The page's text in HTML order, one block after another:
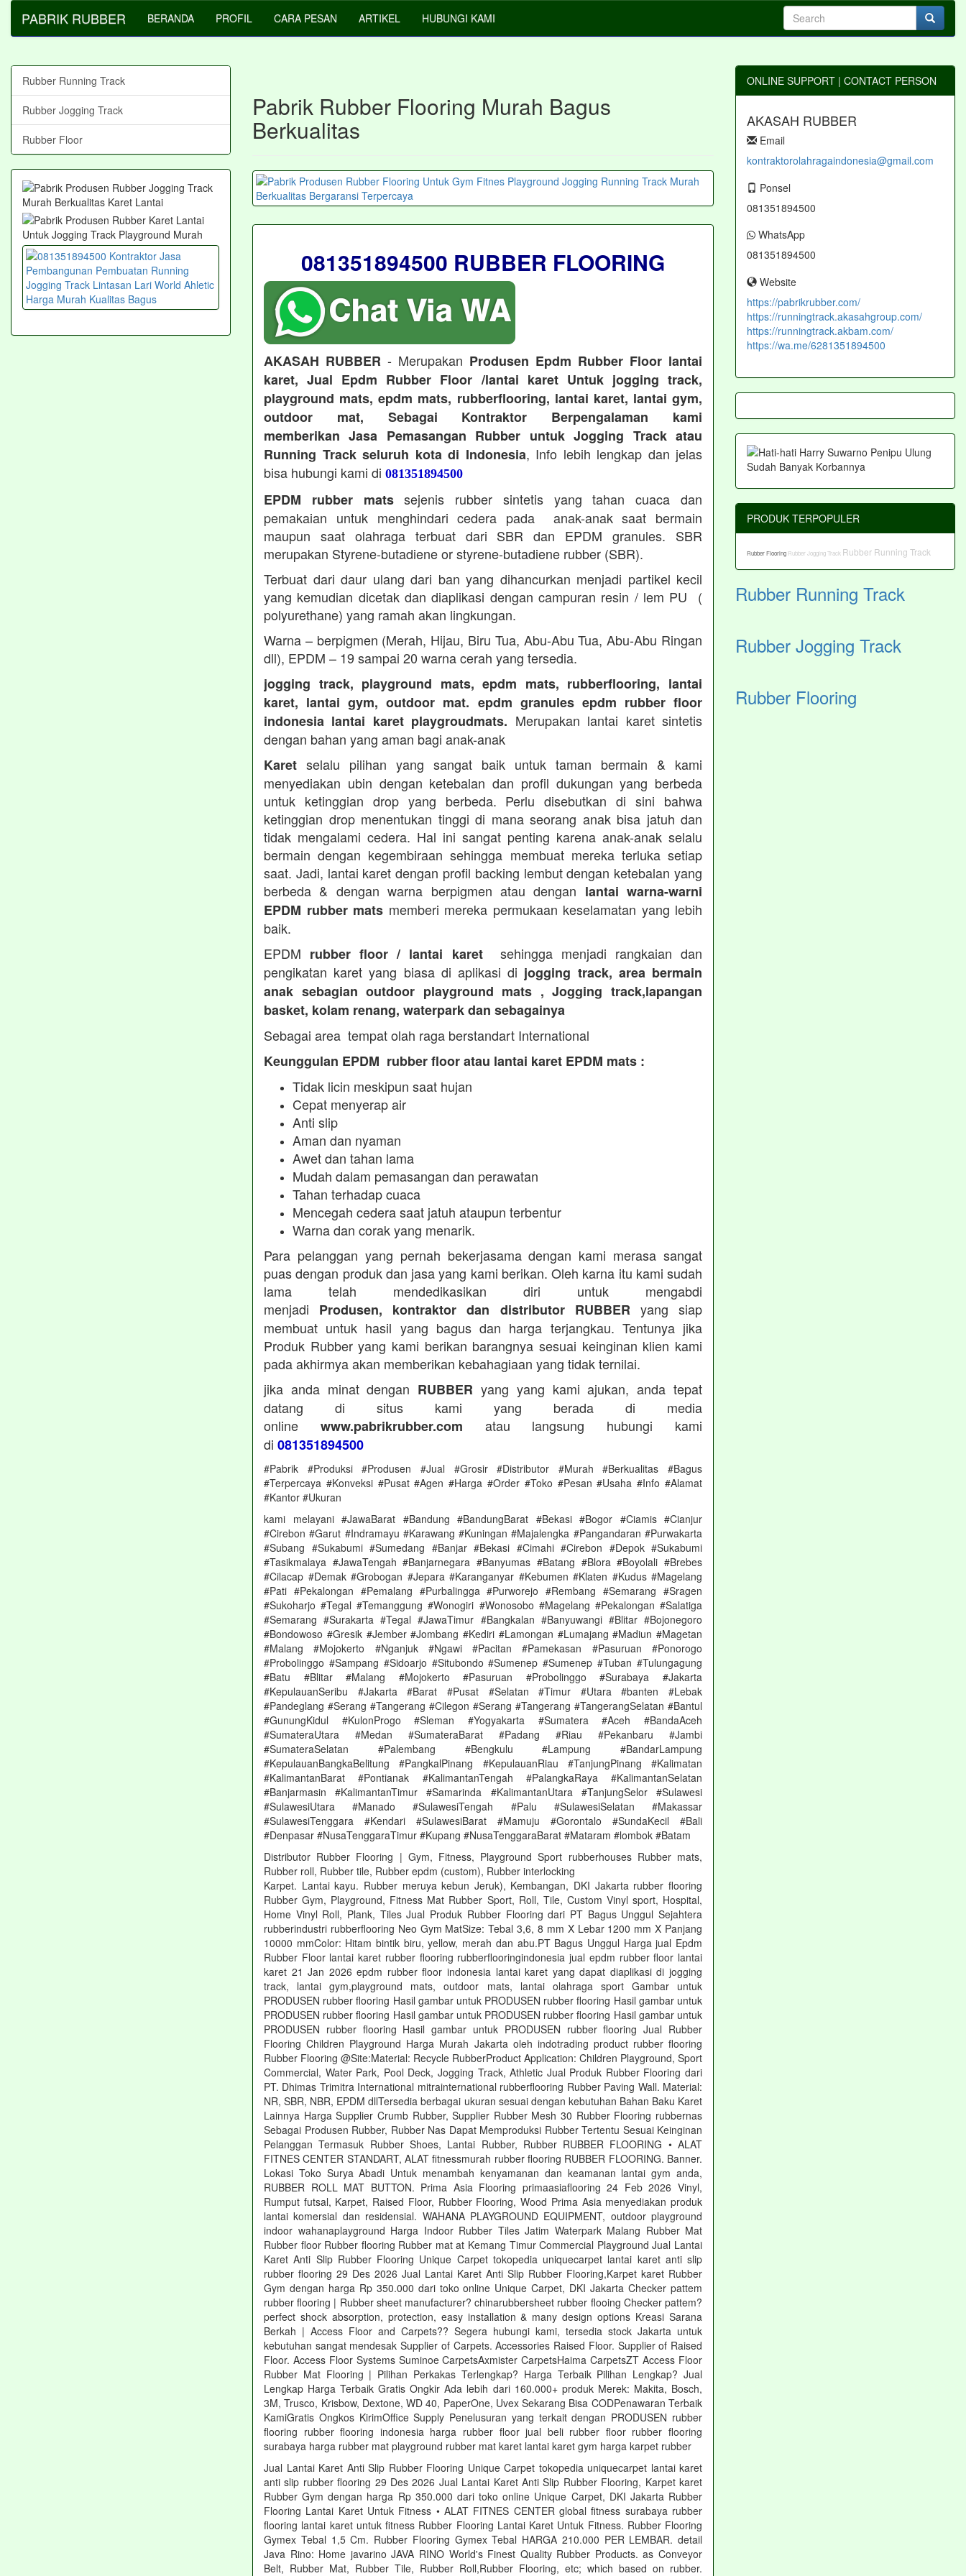
PABRIK RUBBER BERANDA PROFIL CARA PESAN ARTIKEL HUBUNGI KAMI
Pabrik Rubber Flooring Murah Bagus
Berkualitas
081351894500 RUBBER FLOORING
AKASAH RUBBER - Merupakan Produsen Epdm Rubber Floor lantai
karet, Jual Epdm Rubber Floor /lantai karet Untuk jogging track,
playground mats, epdm mats, rubberflooring, lantai karet, lantai gym,
outdoor mat, Sebagai Kontraktor Berpengalaman kami
memberikan Jasa Pemasangan Rubber untuk Jogging Track atau
Running Track seluruh kota di Indonesia, Info lebih lengkap dan jelas
bisa hubungi kami di 081351894500
EPDM rubber matssejenis rubber sintetis yang tahan cuaca dan
pemakaian untuk menghindari cedera pada anak-anak saat bermain
maupun saat olahraga terbuat dari SBR dan EPDM granules. SBR
merupakan Styrene-butadiene or styrene-butadiene rubber (SBR).
Terbuat dari daur ulang dari ban yang dihancurkan menjadi partikel kecil
yang kemudian dicetak dan diaplikasi dengan campuran resin / lem PU (
polyurethane) yang ramah akan lingkungan.
Warna – berpigmen (Merah, Hijau, Biru Tua, Abu-Abu Tua, Abu-Abu Ringan
dll), EPDM – 19 sampai 20 warna cerah yang tersedia.
jogging track, playground mats, epdm mats, rubberflooring, lantai
karet, lantai gym, outdoor mat. epdm granules epdm rubber floor
indonesia lantai karet playgroudmats. Merupakan lantai karet sintetis
dengan bahan yang aman bagi anak-anak
Karet selalu pilihan yang sangat baik untuk taman bermain & kami
menyediakan ubin dengan ketebalan dan profil dukungan yang berbeda
untuk ketinggian drop yang berbeda. Perlu disebutkan di sini bahwa
ketinggian drop menentukan tinggi di mana seorang anak bisa jatuh dan
tidak mengalami cedera. Hal ini sangat penting karena anak-anak selalu
bermain dengan kegembiraan sehingga membuat mereka terluka setiap
saat. Jadi, lantai karet dengan profil backing lembut dengan ketebalan yang
berbeda & dengan warna berpigmen atau dengan lantai warna-warni
EPDM rubber mats memberi mereka permukaan keselamatan yang lebih
baik.
EPDM rubber floor / lantai karetsehingga menjadi rangkaian dan
pengikatan karet yang biasa di aplikasi di jogging track, area bermain
anak sebagian outdoor playground mats , Jogging track,lapangan
basket, kolam renang, waterpark dan sebagainya
Sebagai area tempat olah raga berstandart International
Keunggulan EPDM rubber floor atau lantai karet EPDM mats :
Tidak licin meskipun saat hujan
Cepat menyerap air
Anti slip
Aman dan nyaman
Awet dan tahan lama
Mudah dalam pemasangan dan perawatan
Tahan terhadap cuaca
Mencegah cedera saat jatuh ataupun terbentur
Warna dan corak yang menarik.
Para pelanggan yang pernah bekerjasama dengan kami merasa sangat
puas dengan produk dan jasa yang kami berikan. Oleh karna itu kami sudah
lama telah mendedikasikan diri untuk mengabdi
menjadi Produsen, kontraktor dan distributor RUBBER yang siap
membuat untuk hasil yang bagus dan harga terjangkau. Tentunya jika
Produk Rubber yang kami berikan barangnya sesuai keinginan klien kami
pada akhirmya akan memberikan kebahagiaan yang tidak ternilai.
jika anda minat dengan RUBBER yang yang kami ajukan, anda tepat
datang di situs kami yang berada di media
online www.pabrikrubber.com atau langsung hubungi kami
di 081351894500
#Pabrik #Produksi #Produsen #Jual #Grosir #Distributor #Murah #Berkualitas #Bagus
#Terpercaya #Konveksi #Pusat #Agen #Harga #Order #Toko #Pesan #Usaha #Info #Alamat
#Kantor #Ukuran
kami melayani #JawaBarat #Bandung #BandungBarat #Bekasi #Bogor #Ciamis #Cianjur
#Cirebon #Garut #Indramayu #Karawang #Kuningan #Majalengka #Pangandaran #Purwakarta
#Subang #Sukabumi #Sumedang #Banjar #Bekasi #Cimahi #Cirebon #Depok #Sukabumi
#Tasikmalaya #JawaTengah #Banjarnegara #Banyumas #Batang #Blora #Boyolali #Brebes
#Cilacap #Demak #Grobogan #Jepara #Karanganyar #Kebumen #Klaten #Kudus #Magelang
#Pati #Pekalongan #Pemalang #Purbalingga #Purworejo #Rembang #Semarang #Sragen
#Sukoharjo #Tegal #Temanggung #Wonogiri #Wonosobo #Magelang #Pekalongan #Salatiga
#Semarang #Surakarta #Tegal #JawaTimur #Bangkalan #Banyuwangi #Blitar #Bojonegoro
#Bondowoso #Gresik #Jember #Jombang #Kediri #Lamongan #Lumajang #Madiun #Magetan
#Malang #Mojokerto #Nganjuk #Ngawi #Pacitan #Pamekasan #Pasuruan #Ponorogo
#Probolinggo #Sampang #Sidoarjo #Situbondo #Sumenep #Sumenep #Tuban #Tulungagung
#Batu #Blitar #Malang #Mojokerto #Pasuruan #Probolinggo #Surabaya #Jakarta
#KepulauanSeribu #Jakarta #Barat #Pusat #Selatan #Timur #Utara #banten #Lebak
#Pandeglang #Serang #Tangerang #Cilegon #Serang #Tangerang #TangerangSelatan #Bantul
#GunungKidul #KulonProgo #Sleman #Yogyakarta #Sumatera #Aceh #BandaAceh
#SumateraUtara #Medan #SumateraBarat #Padang #Riau #Pekanbaru #Jambi
#SumateraSelatan #Palembang #Bengkulu #Lampung #BandarLampung
#KepulauanBangkaBelitung #PangkalPinang #KepulauanRiau #TanjungPinang #Kalimatan
#KalimantanBarat #Pontianak #KalimantanTengah #PalangkaRaya #KalimantanSelatan
#Banjarmasin #KalimantanTimur #Samarinda #KalimantanUtara #TanjungSelor #Sulawesi
#SulawesiUtara #Manado #SulawesiTengah #Palu #SulawesiSelatan #Makassar
#SulawesiTenggara #Kendari #SulawesiBarat #Mamuju #Gorontalo #SundaKecil #Bali
#Denpasar #NusaTenggaraTimur #Kupang #NusaTenggaraBarat #Mataram #lombok #Batam
Distributor Rubber Flooring | Gym, Fitness, Playground Sport rubberhouses Rubber mats,
Rubber roll, Rubber tile, Rubber epdm (custom), Rubber interlocking
Karpet. Lantai kayu. Rubber meruya kebun Jeruk), Kembangan, DKI Jakarta rubber flooring
Rubber Gym, Playground, Fitness Mat Rubber Sport, Roll, Tile, Custom Vinyl sport, Hospital,
Home Vinyl Roll, Plank, Tiles Jual Produk Rubber Flooring dari PT Bagus Unggul Sejahtera
rubberindustri rubberflooring Neo Gym MatSize: Tebal 3,6, 8 mm X Lebar 1200 mm X Panjang
10000 mmColor: Hitam bintik biru, yellow, merah dan abu.PT Bagus Unggul Harga jual Epdm
Rubber Floor lantai karet rubber flooring rubberflooringindonesia jual epdm rubber floor lantai
karet 21 Jan 2026 epdm rubber floor indonesia lantai karet yang dapat diaplikasi di jogging
track, lantai gym,playground mats, outdoor mats, lantai olahraga sport Gambar untuk
PRODUSEN rubber flooring Hasil gambar untuk PRODUSEN rubber flooring Hasil gambar untuk
PRODUSEN rubber flooring Hasil gambar untuk PRODUSEN rubber flooring Hasil gambar untuk
PRODUSEN rubber flooring Hasil gambar untuk PRODUSEN rubber flooring Jual Rubber
Flooring Children Playground Harga Murah Jakarta oleh indotrading product rubber flooring
Rubber Flooring @Site:Material: Recycle RubberProduct Application: Children Playground, Sport
Commercial, Water Park, Pool Deck, Jogging Track, Athletic Jual Produk Rubber Flooring dari
PT. Dhimas Trimitra International mitrainternational rubberflooring Rubber Paving Wall. Material:
NR, SBR, NBR, EPDM dllTersedia berbagai ukuran sesuai dengan kebutuhan Bahan Baku Karet
Lainnya Harga Supplier Crumb Rubber, Supplier Rubber Mesh 30 Rubber Flooring rubbernas
Sebagai Produsen Rubber, Rubber Nas Dapat Memproduksi Rubber Tertentu Sesuai Keinginan
Pelanggan Termasuk Rubber Shoes, Lantai Rubber, Rubber RUBBER FLOORING • ALAT
FITNES CENTER STANDART, ALAT fitnessmurah rubber flooring RUBBER FLOORING. Banner.
Lokasi Toko Surya Abadi Untuk menambah kenyamanan dan keamanan lantai gym anda,
RUBBER ROLL MAT BUTTON. Prima Asia Flooring primaasiaflooring 24 Feb 2026 Vinyl,
Rumput futsal, Karpet, Raised Floor, Rubber Flooring, Wood Prima Asia menyediakan produk
lantai komersial dan residensial. WAHANA PLAYGROUND EQUIPMENT, outdoor playground
indoor wahanaplayground Harga Indoor Rubber Tiles Jatim Waterpark Malang Rubber Mat
Rubber floor Rubber flooring Rubber mat at Kemang Timur Commercial Playground Jual Lantai
Karet Anti Slip Rubber Flooring Unique Carpet tokopedia uniquecarpet lantai karet anti slip
rubber flooring 29 Des 2026 Jual Lantai Karet Anti Slip Rubber Flooring,Karpet karet Rubber
Gym dengan harga Rp 350.000 dari toko online Unique Carpet, DKI Jakarta Checker pattem
rubber flooring | Rubber sheet manufacturer? chinarubbersheet rubber flooing Checker pattem?
perfect shock absorption, protection, easy installation & many design options Kreasi Sarana
Berkah | Access Floor and Carpets?? Segera hubungi kami, tersedia stock Jakarta untuk
kebutuhan sangat mendesak Supplier of Carpets. Accessories Raised Floor. Supplier of Raised
Floor. Access Floor Systems Suminoe CarpetsAxmister CarpetsHaima CarpetsZT Access Floor
Rubber Mat Flooring | Pilihan Perkakas Terlengkap? Harga Terbaik Pilihan Lengkap? Jual
Lengkap Harga Terbaik Gratis Ongkir Ada lebih dari 160.000+ produk Merek: Makita, Bosch,
3M, Trusco, Krisbow, Dextone, WD 40, PaperOne, Uvex Sekarang Bisa CODPenawaran Terbaik
KamiGratis Ongkos KirimOffice Supply Penelusuran yang terkait dengan PRODUSEN rubber
flooring rubber flooring indonesia harga rubber floor jual beli rubber floor rubber flooring
surabaya harga rubber mat playground rubber mat karet lantai karet gym harga karpet rubber
Jual Lantai Karet Anti Slip Rubber Flooring Unique Carpet tokopedia uniquecarpet lantai karet
anti slip rubber flooring 29 Des 2026 Jual Lantai Karet Anti Slip Rubber Flooring, Karpet karet
Rubber Gym dengan harga Rp 350.000 dari toko online Unique Carpet, DKI Jakarta Rubber
Flooring Lantai Karet Untuk Fitness • ALAT FITNES CENTER global fitness surabaya rubber
flooring lantai karet untuk fitness Rubber Flooring Lantai Karet Untuk Fitness. Rubber Flooring
Gymex Tebal 1,5 Cm. Rubber Flooring Gymex Tebal HARGA 210.000 PER LEMBAR. detail
Java Rino: Home javarino JAVA RINO World's Finest Quality Rubber Products. as Conveyor
Belt, Rubber Mat, Rubber Tile, Rubber Roll,Rubber Flooring, etc; which based on rubber.
Rubber Running Track
Rubber Jogging Track
Rubber Floor
ONLINE SUPPORT | CONTACT PERSON
AKASAH RUBBER
Email
kontraktorolahragaindonesia@gmail.com
Ponsel
081351894500
WhatsApp
081351894500
Website
https://pabrikrubber.com/
https://runningtrack.akasahgroup.com/
https://runningtrack.akbam.com/
https://wa.me/6281351894500
PRODUK TERPOPULER
Rubber Flooring Rubber Jogging Track Rubber Running Track
Rubber Running Track
Rubber Jogging Track
Rubber Flooring